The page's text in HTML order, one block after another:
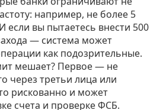
например, не более 5
если вы пытаетесь внести 500
— система может
как подозрительные.
мешает? Первое — не
через третьи лица или
рискованно и может
счета и проверке ФСБ.